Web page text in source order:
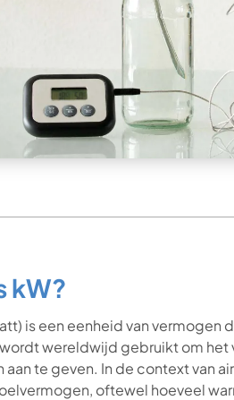
kW?
is een eenheid van vermogen
wereldwijd gebruikt om het
aan te geven. In de context van
oftewel hoeveel